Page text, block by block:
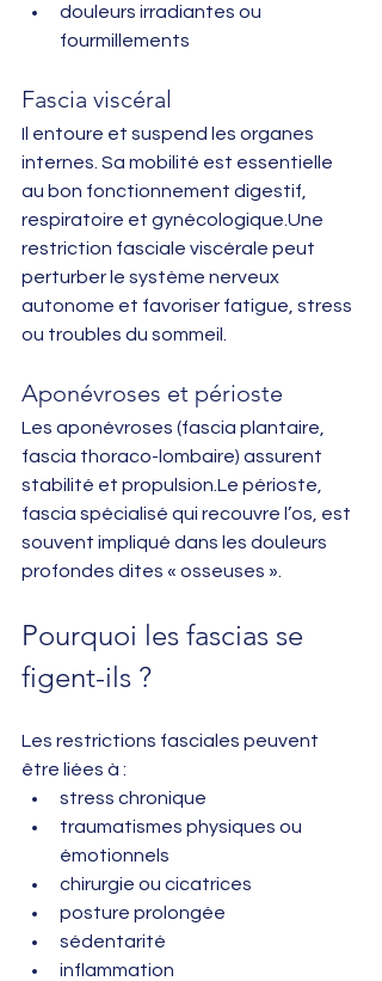
douleurs irradiantes ou
fourmillements
Fascia viscéral
Il entoure et suspend les organes
internes. Sa mobilité est essentielle
au bon fonctionnement digestif,
respiratoire et gynécologique.Une
restriction fasciale viscérale peut
perturber le système nerveux
autonome et favoriser fatigue, stress
ou troubles du sommeil.
Aponévroses et périoste
Les aponévroses (fascia plantaire,
fascia thoraco-lombaire) assurent
stabilité et propulsion.Le périoste,
fascia spécialisé qui recouvre l’os, est
souvent impliqué dans les douleurs
profondes dites « osseuses ».
Pourquoi les fascias se
figent-ils ?
Les restrictions fasciales peuvent
être liées à :
stress chronique
traumatismes physiques ou
émotionnels
chirurgie ou cicatrices
posture prolongée
sédentarité
inflammation